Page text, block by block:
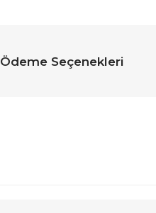
Ödeme Seçenekleri